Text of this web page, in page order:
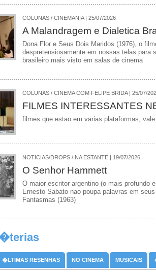
COLUNAS / CINEMANIA | 25/07/2026
A Malandragem e Dialetica
Dona Flor e Seus Dois Maridos (1976), o
despretensiosamente em nossas telas para
brasileiro mais visto em salas de cinema
COLUNAS / CINEMA COM FELIPE BRIDA | 25/07/
FILMES INTERESSANTES
filmes que estao em varias plataformas,
NOTICIAS/DROPS / NA ESTANTE | 19/07/2026
O Senhor Hammett
O maior escritor argentino (o mais profundo
Ernesto Sabato nao poupa palavras em
Fantasmas (1963)
�LTIMAS RESENHAS NO CINEMA MUSICAIS